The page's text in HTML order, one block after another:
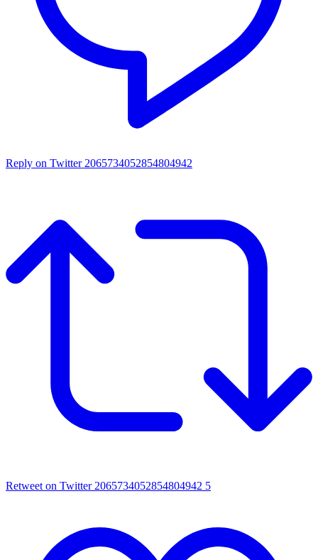
Reply on Twitter 2065734052854804942
Retweet on Twitter 2065734052854804942 5